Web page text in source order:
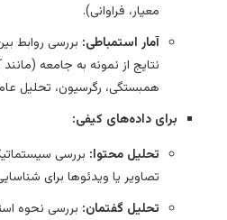
معیار، فراوانی).
آمار استمباطی: بررسی روابط
همبستگی، رگرسیون، تحلیل
برای داده‌های کیفی:
تحلیل محتوا: بررسی
تصاویر یا ویدئوها برای
تحلیل گفتمان: بررسی نحوه